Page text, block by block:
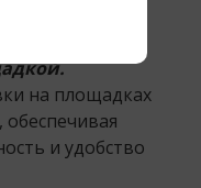
и подъема
на площадках
обеспечивая
и удобство